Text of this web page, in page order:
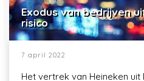
Exodus van bedrijven
risico
7 april 2022
Het vertrek van Heineken